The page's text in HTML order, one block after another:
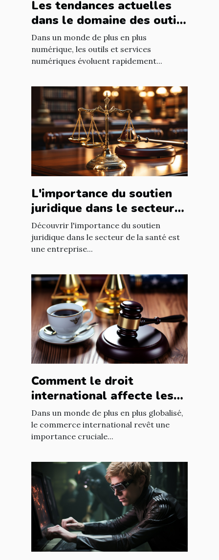
Les tendances actuelles
dans le domaine des outils
et services numériques
Dans un monde de plus en plus
numérique, les outils et services
numériques évoluent rapidement...
L'importance du soutien
juridique dans le secteur
de la santé
Découvrir l'importance du soutien
juridique dans le secteur de la santé est
une entreprise...
Comment le droit
international affecte les
accords commerciaux
Dans un monde de plus en plus globalisé,
le commerce international revêt une
importance cruciale...